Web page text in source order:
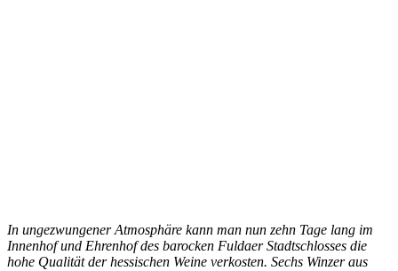
In ungezwungener Atmosphäre kann man nun zehn Tage lang im
Innenhof und Ehrenhof des barocken Fuldaer Stadtschlosses die
hohe Qualität der hessischen Weine verkosten. Sechs Winzer aus